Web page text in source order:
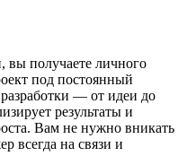
вы получаете личного
под постоянный
— от идеи до
результаты и
Вам не нужно вникать
всегда на связи и